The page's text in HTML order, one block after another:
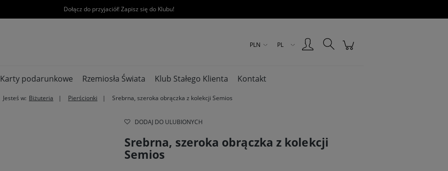
Dołącz do przyjaciół! Zapisz się do Klubu!
PLN PL
Karty podarunkowe Rzemiosła Świata Klub Stałego Klienta Kontakt
Jesteś w: Biżuteria Pierścionki Srebrna, szeroka obrączka z kolekcji Semios
DODAJ DO ULUBIONYCH
Srebrna, szeroka obrączka z kolekcji
Semios